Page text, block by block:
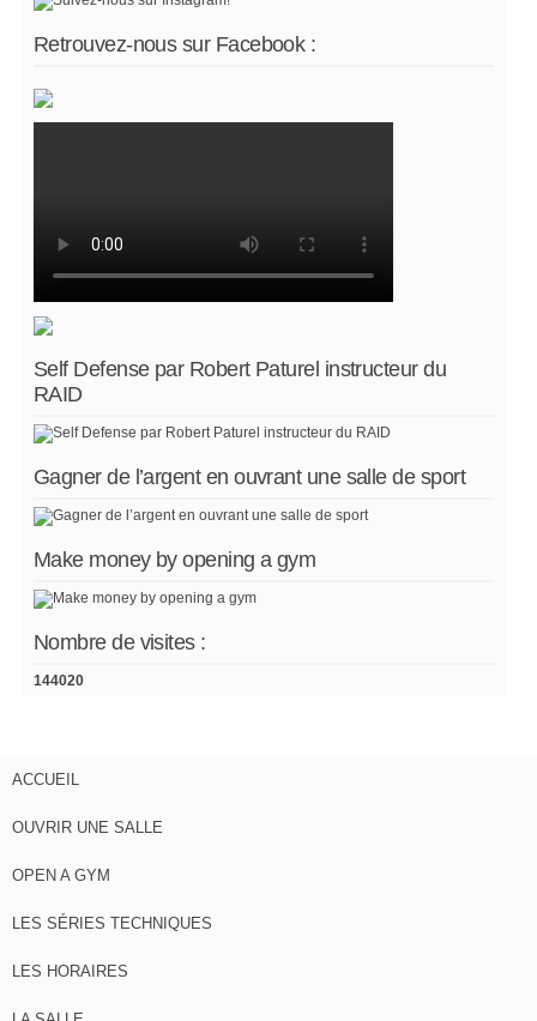
Retrouvez-nous sur Facebook :
Self Defense par Robert Paturel instructeur du
RAID
Gagner de l’argent en ouvrant une salle de sport
Make money by opening a gym
Nombre de visites :
144020
ACCUEIL
OUVRIR UNE SALLE
OPEN A GYM
LES SÉRIES TECHNIQUES
LES HORAIRES